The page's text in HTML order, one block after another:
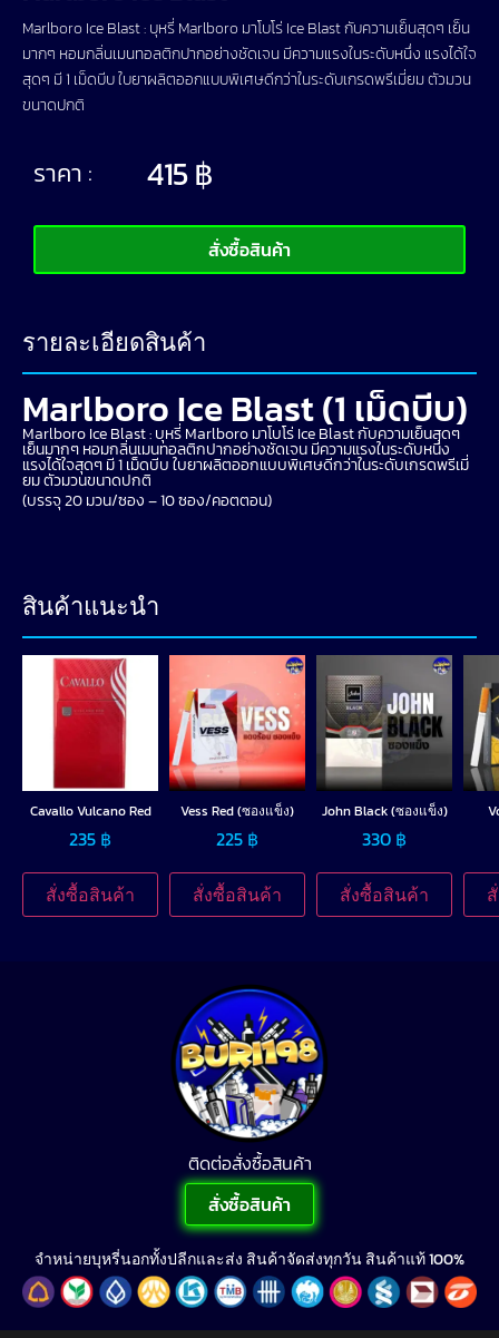
Marlboro Ice Blast : บุหรี่ Marlboro มาโบโร่ Ice Blast กับความเย็นสุดๆ เย็น
มากๆ หอมกลิ่นเมนทอลติกปากอย่างชัดเจน มีความแรงในระดับหนึ่ง แรงได้ใจ
สุดๆ มี 1 เม็ดบีบ ใบยาผลิตออกแบบพิเศษดีกว่าในระดับเกรดพรีเมี่ยม ตัวมวน
ขนาดปกติ
ราคา : 415฿
สั่งซื้อสินค้า
รายละเอียดสินค้า
Marlboro Ice Blast (1 เม็ดบีบ)
Marlboro Ice Blast : บุหรี่ Marlboro มาโบโร่ Ice Blast กับความเย็นสุดๆ
เย็นมากๆ หอมกลิ่นเมนทอลติกปากอย่างชัดเจน มีความแรงในระดับหนึ่ง
แรงได้ใจสุดๆ มี 1 เม็ดบีบ ใบยาผลิตออกแบบพิเศษดีกว่าในระดับเกรดพรีเมี่
ยม ตัวมวนขนาดปกติ
(บรรจุ 20 มวน/ซอง – 10 ซอง/คอตตอน)
สินค้าแนะนำ
Cavallo Vulcano Red
235 ฿
สั่งซื้อสินค้า
Vess Red (ซองแข็ง)
225 ฿
สั่งซื้อสินค้า
John Black (ซองแข็ง)
330 ฿
สั่งซื้อสินค้า
ติดต่อสั่งซื้อสินค้า
สั่งซื้อสินค้า
จำหน่ายบุหรี่นอกทั้งปลีกและส่ง สินค้าจัดส่งทุกวัน สินค้าแท้ 100%